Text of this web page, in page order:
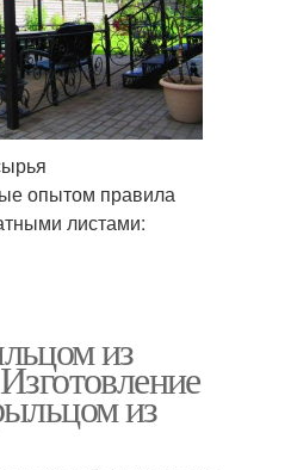
опытом правила
листами:
из
из